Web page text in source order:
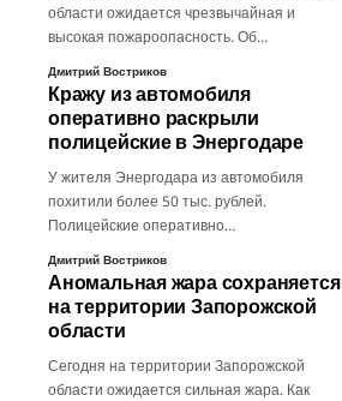
области ожидается чрезвычайная и
высокая пожароопасность. Об…
Дмитрий Востриков
Кражу из автомобиля
оперативно раскрыли
полицейские в Энергодаре
У жителя Энергодара из автомобиля
похитили более 50 тыс. рублей.
Полицейские оперативно…
Дмитрий Востриков
Аномальная жара сохраняется
на территории Запорожской
области
Сегодня на территории Запорожской
области ожидается сильная жара. Как